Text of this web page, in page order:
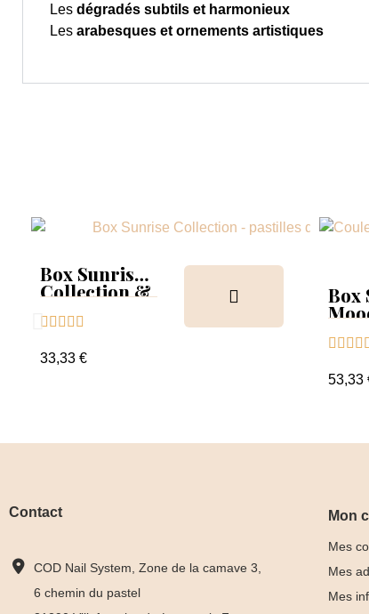
Les dégradés subtils et harmonieux
Les arabesques et ornements artistiques
Box Sunrise
Collection &
    
33,33 €
Box
   
53,33
Contact
COD Nail System, Zone de la camave 3,
6 chemin du pastel
Mon
Mes
Mes
Mes